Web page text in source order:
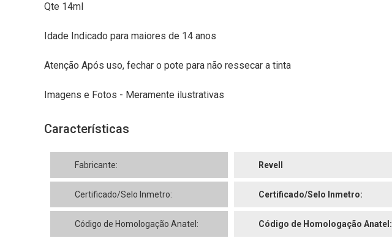
Qte 14ml
Idade Indicado para maiores de 14 anos
Atenção Após uso, fechar o pote para não ressecar a tinta
Imagens e Fotos - Meramente ilustrativas
Características
Fabricante: Revell
Certificado/Selo Inmetro: Certificado/Selo Inmetro:
Código de Homologação Anatel: Código de Homologação Anatel: